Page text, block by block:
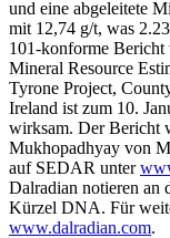
und eine abgeleitete
mit 12,74 g/t, was
101-konforme
Mineral Resource
Tyrone Project,
Ireland ist zum 10.
wirksam. Der Bericht
Mukhopadhyay von
auf SEDAR unter
Dalradian notieren an
Kürzel DNA. Für
www.dalradian.com.